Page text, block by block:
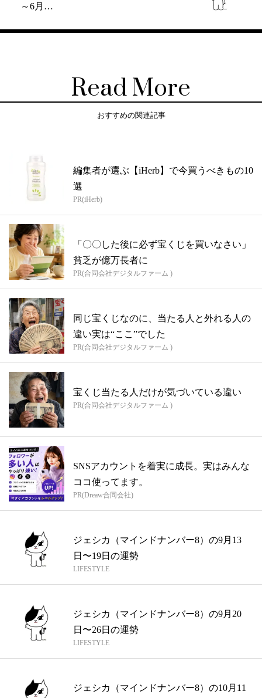
～6月…
Read More
おすすめの関連記事
編集者が選ぶ【iHerb】で今買うべきもの10
選
PR(iHerb)
「〇〇した後に必ず宝くじを買いなさい」
貧乏が億万長者に
PR(合同会社デジタルファーム )
同じ宝くじなのに、当たる人と外れる人の
違い実は“ここ”でした
PR(合同会社デジタルファーム )
宝くじ当たる人だけが気づいている違い
PR(合同会社デジタルファーム )
SNSアカウントを着実に成長。実はみんな
ココ使ってます。
PR(Dreaw合同会社)
ジェシカ（マインドナンバー8）の9月13
日〜19日の運勢
LIFESTYLE
ジェシカ（マインドナンバー8）の9月20
日〜26日の運勢
LIFESTYLE
ジェシカ（マインドナンバー8）の10月11